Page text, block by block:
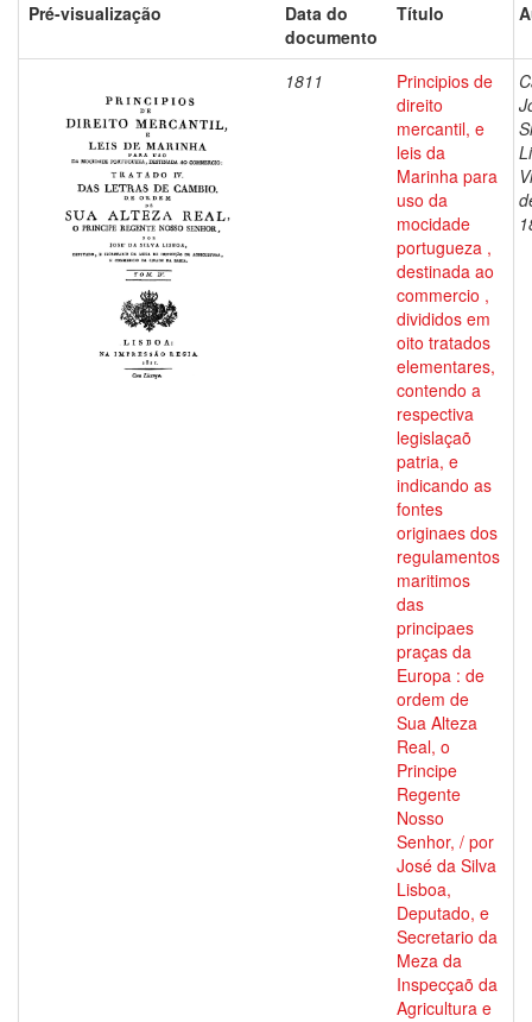
Pré-visualização
Data do
documento
Título
1811
Principios de
direito
mercantil, e
leis da
Marinha para
uso da
mocidade
portugueza ,
destinada ao
commercio ,
divididos em
oito tratados
elementares,
contendo a
respectiva
legislaçaõ
patria, e
indicando as
fontes
originaes dos
regulamentos
maritimos
das
principaes
praças da
Europa : de
ordem de
Sua Alteza
Real, o
Principe
Regente
Nosso
Senhor, / por
José da Silva
Lisboa,
Deputado, e
Secretario da
Meza da
Inspecçaõ da
Agricultura e